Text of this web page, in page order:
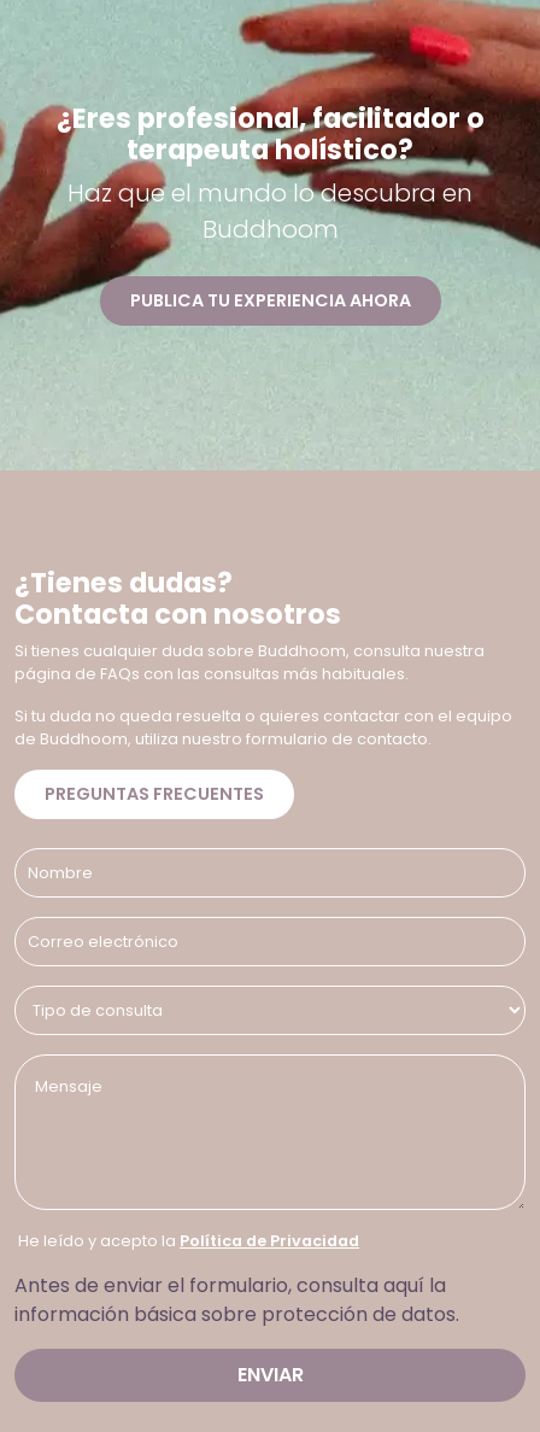
¿Eres profesional, facilitador o
terapeuta holístico?
Haz que el mundo lo descubra en
Buddhoom
PUBLICA TU EXPERIENCIA AHORA
¿Tienes dudas?
Contacta con nosotros
Si tienes cualquier duda sobre Buddhoom, consulta nuestra
página de FAQs con las consultas más habituales.
Si tu duda no queda resuelta o quieres contactar con el equipo
de Buddhoom, utiliza nuestro formulario de contacto.
PREGUNTAS FRECUENTES
He leído y acepto la Política de Privacidad
Antes de enviar el formulario, consulta aquí la
información básica sobre protección de datos.